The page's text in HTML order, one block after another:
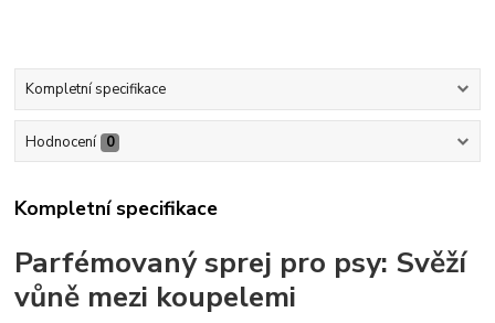
Kompletní specifikace
Hodnocení 0
Kompletní specifikace
Parfémovaný sprej pro psy: Svěží
vůně mezi koupelemi